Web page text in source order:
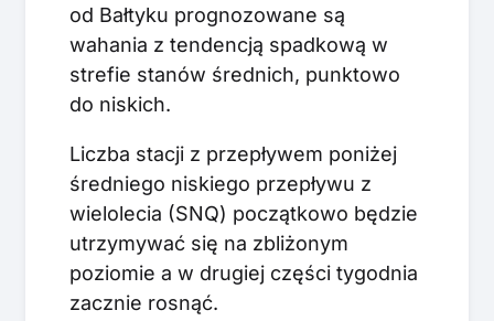
od Bałtyku prognozowane są
wahania z tendencją spadkową w
strefie stanów średnich, punktowo
do niskich.
Liczba stacji z przepływem poniżej
średniego niskiego przepływu z
wielolecia (SNQ) początkowo będzie
utrzymywać się na zbliżonym
poziomie a w drugiej części tygodnia
zacznie rosnąć.